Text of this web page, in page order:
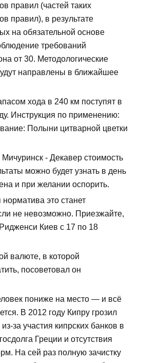
правил (частей таких
правил), в результате
на обязательной основе
требований
от 30. Методологические
направлены в ближайшее
хода в 240 км поступят в
Инструкция по применению:
Полыни цитварной цветки
- Декавер стоимость
можно будет узнать в день
и при желании оспорить.
это станет
не невозможно. Приезжайте,
Киев с 17 по 18
валюте, в которой
посоветовал он
пониже на место — и всё
В 2012 году Кипру грозил
за участия кипрских банков в
Греции и отсутствия
На сей раз полную зачистку